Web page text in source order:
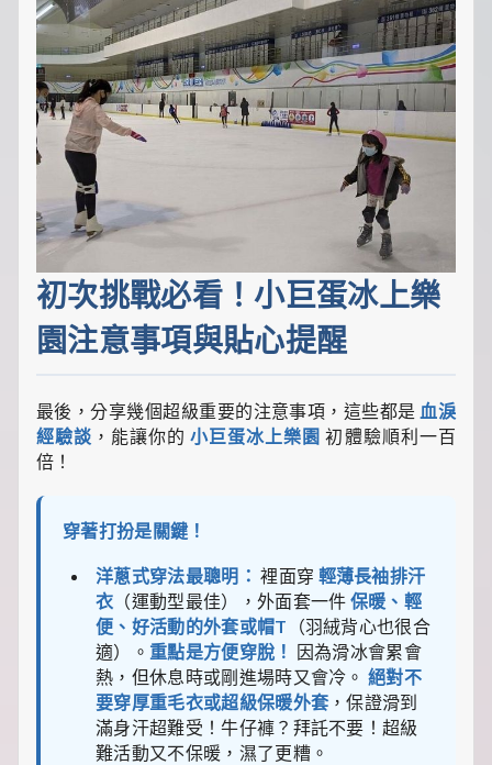
初次挑戰必看！小巨蛋冰上樂
園注意事項與貼心提醒
最後，分享幾個超級重要的注意事項，這些都是 血淚
經驗談 ，能讓你的小巨蛋冰上樂園 初體驗順利一百
倍！
穿著打扮是關鍵！
洋蔥式穿法最聰明： 裡面穿 輕薄長袖排汗
衣 （運動型最佳），外面套一件 保暖、輕
便、好活動的外套或帽T （羽絨背心也很合
適）。 重點是方便穿脫！
因為滑冰會累會
熱，但休息時或剛進場時又會冷。絕對不
要穿厚重毛衣或超級保暖外套 ，保證滑到
滿身汗超難受！牛仔褲？拜託不要！超級
難活動又不保暖，濕了更糟。